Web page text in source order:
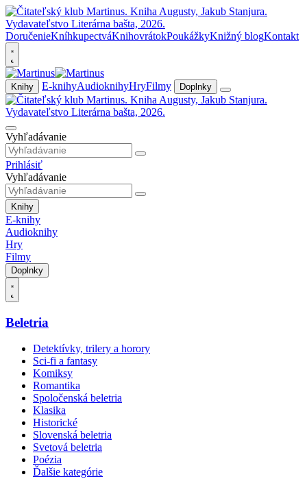
DoručenieKníhkupectváKnihovrátokPoukážkyKnižný blogKontakt
Knihy E-knihyAudioknihyHryFilmy Doplnky
Vyhľadávanie
Prihlásiť
Vyhľadávanie
Knihy
E-knihy
Audioknihy
Hry
Filmy
Doplnky
Beletria
Detektívky, trilery a horory
Sci-fi a fantasy
Komiksy
Romantika
Spoločenská beletria
Klasika
Historické
Slovenská beletria
Svetová beletria
Poézia
Ďalšie kategórie